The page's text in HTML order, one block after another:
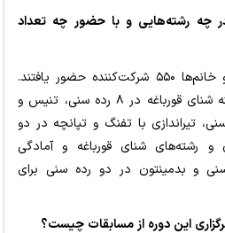
و با حضور چه تعداد
در دو بخش آقایان و خانم‌ها ۵۵۰ شرکت‌کننده حضور یافتند.
مسابقات در چهار رشته شنای قورباغه در ۸ رده سنی، تنیس و
تیراندازی با تفنگ و تپانچه در دو
و رشته‌های شنای قورباغه و آمادگی
۸ رده سنی و بدمینتون در دو رده سنی برای
این دوره از مسابقات چیست؟